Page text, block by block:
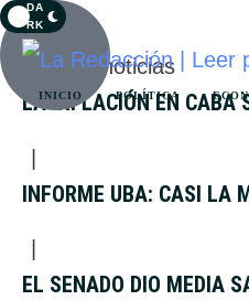
DA
RK
INICIO POLÍTICA
Últimas noticias
LA INFLACIÓN EN CABA
INFORME UBA: CASI LA
EL SENADO DIO MEDIA